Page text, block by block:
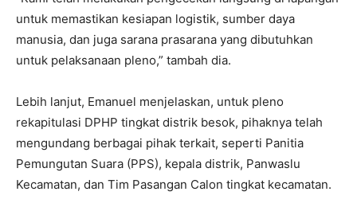
untuk memastikan kesiapan logistik, sumber daya
manusia, dan juga sarana prasarana yang dibutuhkan
untuk pelaksanaan pleno,” tambah dia.
Lebih lanjut, Emanuel menjelaskan, untuk pleno
rekapitulasi DPHP tingkat distrik besok, pihaknya telah
mengundang berbagai pihak terkait, seperti Panitia
Pemungutan Suara (PPS), kepala distrik, Panwaslu
Kecamatan, dan Tim Pasangan Calon tingkat kecamatan.